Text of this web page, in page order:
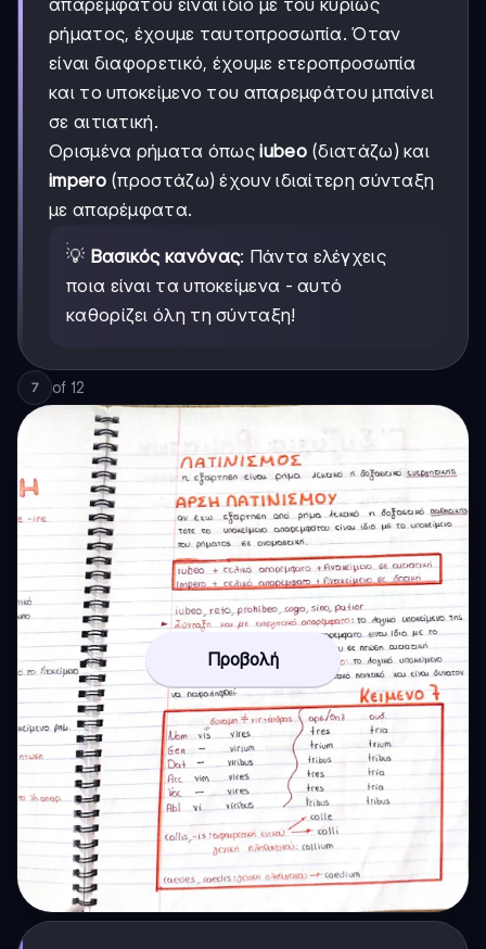
απαρεμφάτου είναι ίδιο με του κυρίως
ρήματος, έχουμε ταυτοπροσωπία. Όταν
είναι διαφορετικό, έχουμε ετεροπροσωπία
και το υποκείμενο του απαρεμφάτου μπαίνει
σε αιτιατική.
Ορισμένα ρήματα όπωςiubeo(διατάζω) και
impero(προστάζω) έχουν ιδιαίτερη σύνταξη
με απαρέμφατα.
💡 Βασικός κανόνας: Πάντα ελέγχεις
ποια είναι τα υποκείμενα - αυτό
καθορίζει όλη τη σύνταξη!
7 of 12
Προβολή